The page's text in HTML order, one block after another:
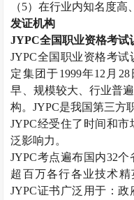
（5）在行业内知名度高
发证机构
JYPC全国职业资格考试
JYPC全国职业资格考试
定集团于1999年12 月 28
早、规模较大、行业普
构。JYPC是我国第三方
JYPC经受住了时间和市
泛影响力。
JYPC考点遍布国内32个
超百万各行各业技术精
JYPC证书广泛用于：政